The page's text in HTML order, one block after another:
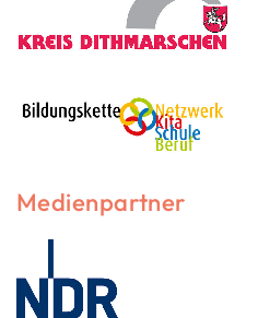
Medienpartner